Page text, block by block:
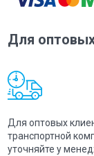
Для
Для оптовых
транспортной
уточняйте у